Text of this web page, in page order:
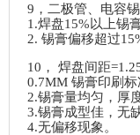
9，二极管、电容
1.焊盘15%以上锡
2. 锡膏偏移超过
10 ，
焊盘间距
0.7MM 锡膏印刷标
2.锡膏量均匀，厚
3.锡膏成型佳，无
4.无偏移现象。